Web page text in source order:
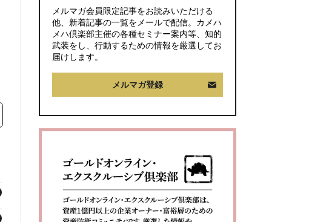
メルマガ会員限定記事をお読みいただける
他、新着記事の一覧をメールで配信。カメハ
メハ倶楽部主催の各種セミナー案内等、知的
武装をし、行動するための情報を厳選してお
届けします。
メルマガ登録